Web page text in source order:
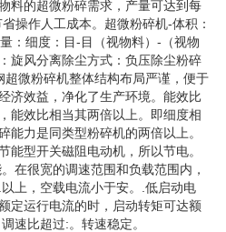
料的超微粉碎需求，产量可达到每
操作人工成本。超微粉碎机-体积：
：细度：目-目（视物料）-（视物
旋风分离除尘方式：负压除尘粉碎
超微粉碎机整体结构布局严谨，便于
济效益，净化了生产环境。能效比
能效比相当其两倍以上。即细度相
能力是同类型粉碎机的两倍以上。
能型开关磁阻电动机，所以节电。
在很宽的调速范围和负载范围内，
上，空载电流小于安。.低启动电
定运行电流的时，启动转矩可达额
速比超过:。转速稳定。